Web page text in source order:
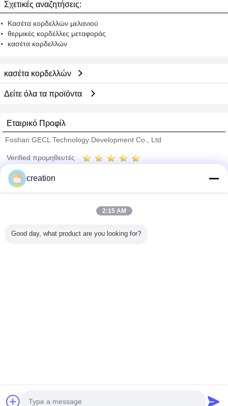
Σχετικές αναζητήσεις:
Κασέτα κορδελλών μελανιού
θερμικές κορδέλλες μεταφοράς
κασέτα κορδελλών
κασέτα κορδελλών
Δείτε όλα τα προϊόντα
Εταιρικό Προφίλ
Foshan GECL Technology Development Co., Ltd
Verified προμηθευτές
Trust Seal
Όλα τα Προϊόντα
creation
2:15 AM
Good day, what product are you looking for?